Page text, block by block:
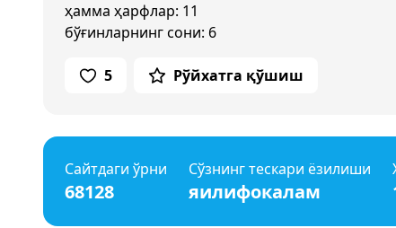
ҳамма ҳарфлар: 11
бўғинларнинг сони: 6
5 Рўйхатга қўшиш
Сайтдаги ўрни
68128
Сўзнинг тескари ёзилиши
яилифокалам